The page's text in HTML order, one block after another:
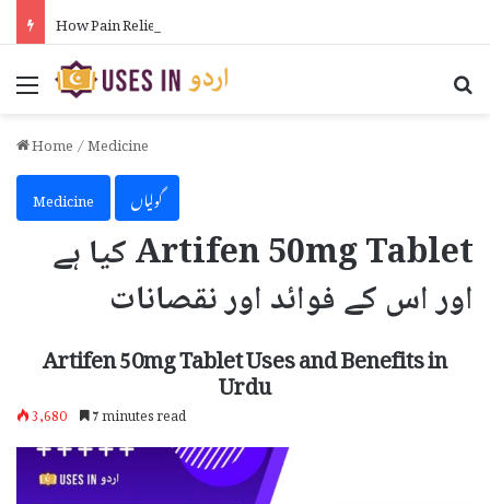
How Pain Relief Gel Works in Urdu
Menu
Home/Medicine
Medicine
گولیاں
Artifen 50mg Tablet کیا ہے
اور اس کے فوائد اور نقصانات
Artifen 50mg Tablet Uses and Benefits in
Urdu
3,680 7 minutes read